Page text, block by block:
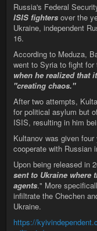
Russia's Federal
ISIS fighters over the
Ukraine, independent
16.
According to Meduza,
went to Syria to fight
when he realized that
"creating chaos."
After two attempts,
for political asylum but
ISIS, resulting in him
Kultanov was given
cooperate with Russian
Upon being released in
sent to Ukraine where
agents." More
infiltrate the Chechen
Ukraine.
https://